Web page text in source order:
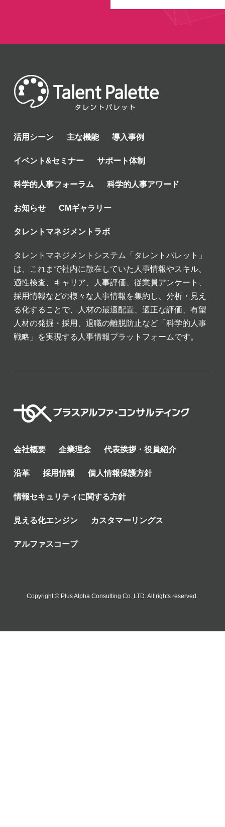
活用シーン 主な機能 導入事例
イベント&セミナー サポート体制
科学的人事フォーラム 科学的人事アワード
お知らせ CMギャラリー
タレントマネジメントラボ
タレントマネジメントシステム「タレントパレット」
は、これまで社内に散在していた人事情報やスキル、
適性検査、キャリア、人事評価、従業員アンケート、
採用情報などの様々な人事情報を集約し、分析・見え
る化することで、人材の最適配置、適正な評価、有望
人材の発掘・採用、退職の離脱防止など「科学的人事
戦略」を実現する人事情報プラットフォームです。
会社概要 企業理念 代表挨拶・役員紹介
沿革 採用情報 個人情報保護方針
情報セキュリティに関する方針
見える化エンジン カスタマーリングス
アルファスコープ
Copyright © Plus Alpha Consulting Co.,LTD. All rights reserved.